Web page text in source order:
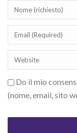
Do il mio
(nome, email, sito